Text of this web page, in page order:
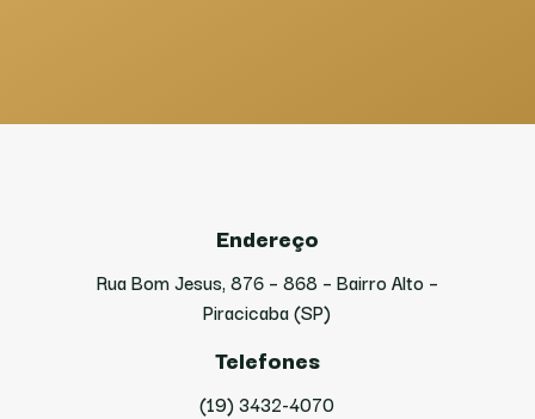
Endereço
Rua Bom Jesus, 876 – 868 – Bairro Alto –
Piracicaba (SP)
Telefones
(19) 3432-4070